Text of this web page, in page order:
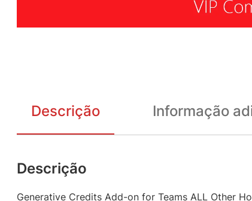
Descrição Informação
Descrição
Generative Credits Add-on for Teams ALL Other